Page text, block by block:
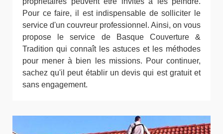
Pour ce faire, il est indispensable de solliciter le
service d'un couvreur professionnel. Ainsi, on vous
propose le service de Basque Couverture &
Tradition qui connaît les astuces et les méthodes
pour mener à bien les missions. Pour continuer,
sachez qu'il peut établir un devis qui est gratuit et
sans engagement.